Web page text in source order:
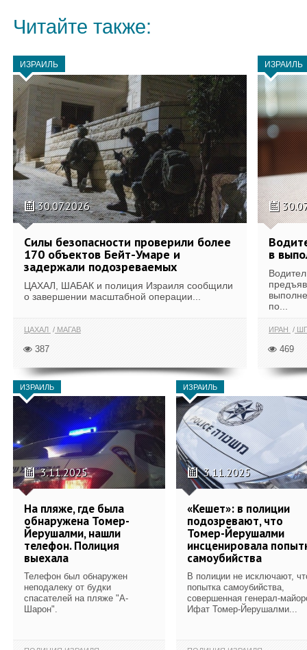
Читайте также:
ИЗРАИЛЬ
30.07.2026
Силы безопасности проверили более
170 объектов Бейт-Умаре и
задержали подозреваемых
ЦАХАЛ, ШАБАК и полиция Израиля сообщили
о завершении масштабной операции...
ЦАХАЛ МАГАВ
387
ИЗРАИЛЬ
в
по...
ИРАН
469
ИЗРАИЛЬ
3.11.2025
На пляже, где была
обнаружена Томер-
Йерушалми, нашли
телефон. Полиция
выехала
Телефон был обнаружен
неподалеку от будки
спасателей на пляже "А-
Шарон".
ИЗРАИЛЬ
3.11.2025
«Кешет»: в полиции
подозревают, что
Томер-Йерушалми
инсценировала
самоубийства
В полиции не исключают,
попытка самоубийства,
совершенная генерал-
Ифат Томер-Йерушалми...